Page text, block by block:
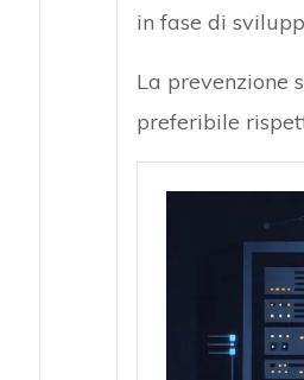
in fase di
La prevenzione
preferibile